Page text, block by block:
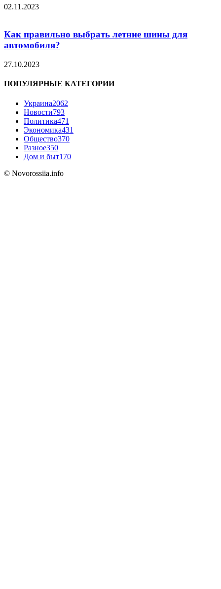
02.11.2023
Как правильно выбрать летние шины для
автомобиля?
27.10.2023
ПОПУЛЯРНЫЕ КАТЕГОРИИ
Украина2062
Новости793
Политика471
Экономика431
Общество370
Разное350
Дом и быт170
© Novorossiia.info